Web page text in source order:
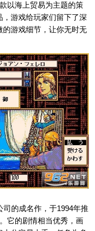
以海上贸易为主题的策
游戏给玩家们留下了深
游戏细节，让你无时无
司的成名作，于1994年推
它的剧情相当优秀，画